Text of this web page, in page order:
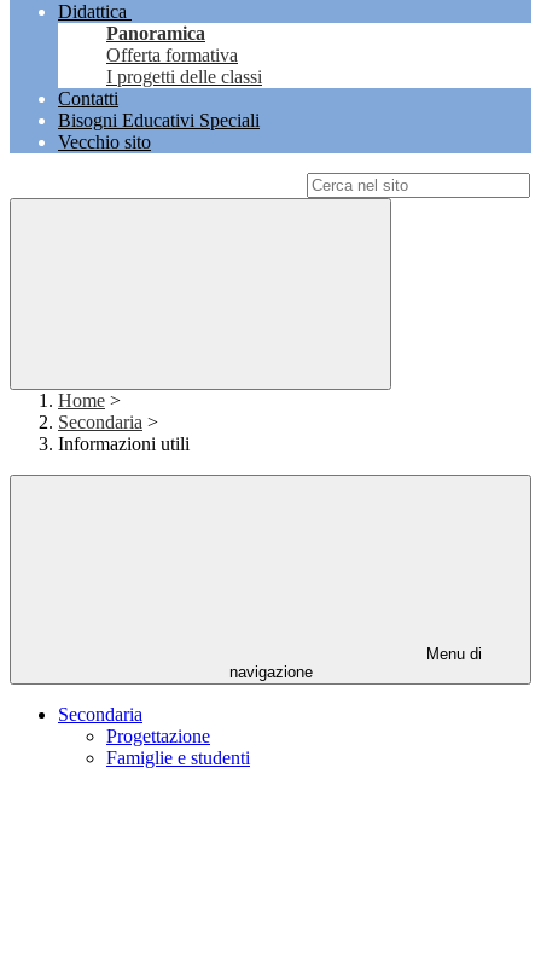
Didattica
Panoramica
Offerta formativa
I progetti delle classi
Contatti
Bisogni Educativi Speciali
Vecchio sito
Home >
Secondaria >
Informazioni utili
Menu di
navigazione
Secondaria
Progettazione
Famiglie e studenti